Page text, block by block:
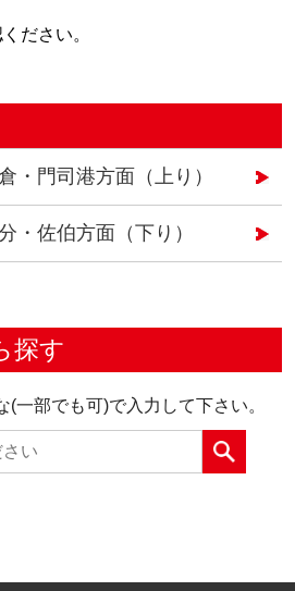
ださい。
・門司港方面（上り）
・佐伯方面（下り）
探す
一部でも可)で入力して下さい。